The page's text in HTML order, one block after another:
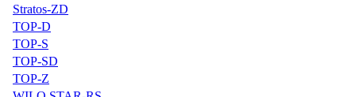
Stratos-ZD
TOP-D
TOP-S
TOP-SD
TOP-Z